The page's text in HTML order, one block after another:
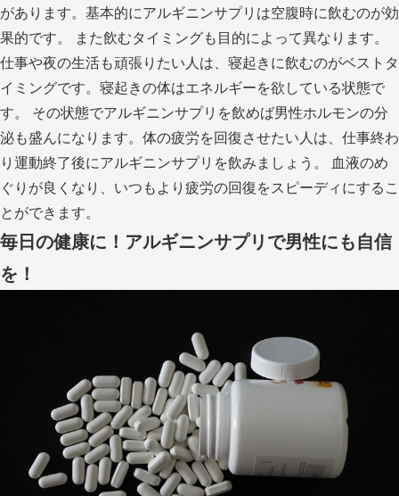
があります。基本的にアルギニンサプリは空腹時に飲むのが効
果的です。 また飲むタイミングも目的によって異なります。
仕事や夜の生活も頑張りたい人は、寝起きに飲むのがベストタ
イミングです。寝起きの体はエネルギーを欲している状態で
す。 その状態でアルギニンサプリを飲めば男性ホルモンの分
泌も盛んになります。体の疲労を回復させたい人は、仕事終わ
り運動終了後にアルギニンサプリを飲みましょう。 血液のめ
ぐりが良くなり、いつもより疲労の回復をスピーディにするこ
とができます。
毎日の健康に！アルギニンサプリで男性にも自信
を！